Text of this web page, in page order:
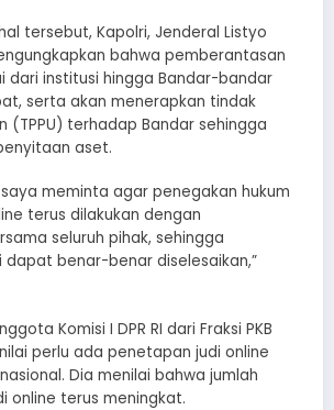
tersebut, Kapolri, Jenderal Listyo
bahwa pemberantasan
dari institusi hingga Bandar-bandar
serta akan menerapkan tindak
(TPPU) terhadap Bandar sehingga
aset.
meminta agar penegakan hukum
terus dilakukan dengan
seluruh pihak, sehingga
dapat benar-benar diselesaikan,”
Komisi I DPR RI dari Fraksi PKB
perlu ada penetapan judi online
Dia menilai bahwa jumlah
online terus meningkat.